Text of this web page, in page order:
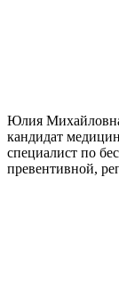
Юлия
кандидат
специалист по
превентивной,